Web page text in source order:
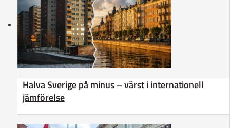
Halva Sverige på minus – värst i internationell
jämförelse